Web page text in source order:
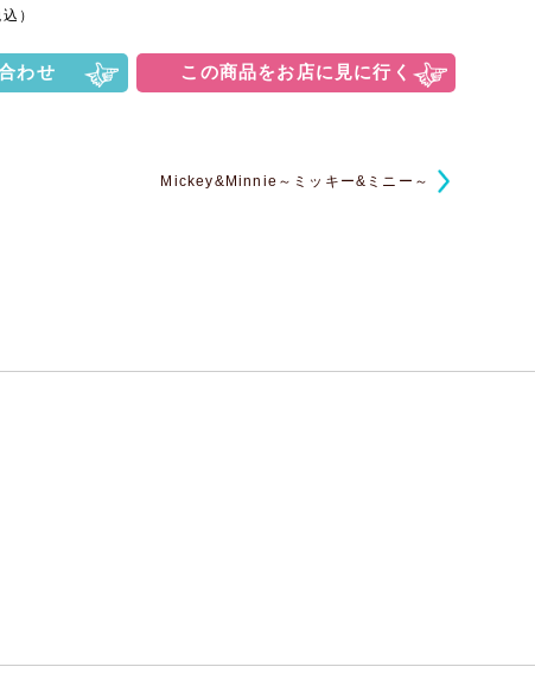
込）
わせ この商品をお店に見に行く
Mickey&Minnie～ミッキー&ミニー～